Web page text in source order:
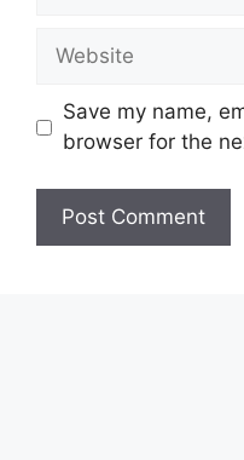
Website
Save my name,
browser for the